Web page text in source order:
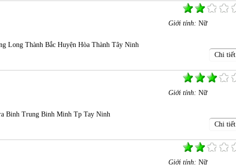
Long Thành Bắc Huyện Hòa Thành Tây Ninh
Giới tính: Nữ
Chi tiết
Binh Trung Binh Minh Tp Tay Ninh
Giới tính: Nữ
Chi tiết
Giới tính: Nữ